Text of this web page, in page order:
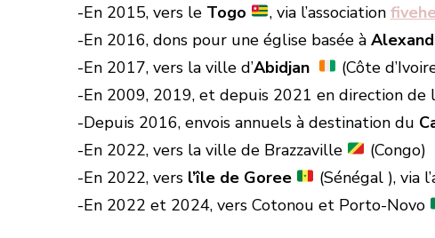
-En 2015, vers le Togo , via l’association
-En 2016, dons pour une église basée à
-En 2017, vers la ville d’Abidjan
(Côte
-En 2009, 2019, et depuis 2021 en direction de
-Depuis 2016, envois annuels à destination du
-En 2022, vers la ville de Brazzaville
(Congo)
-En 2022, vers l’île de Goree (Sénégal ), via
-En 2022 et 2024, vers Cotonou et Porto-Novo